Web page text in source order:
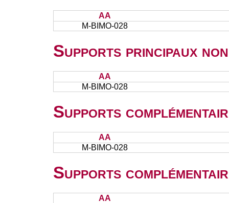
AA
M-BIMO-028
Supports principaux
AA
M-BIMO-028
Supports
AA
M-BIMO-028
Supports
AA